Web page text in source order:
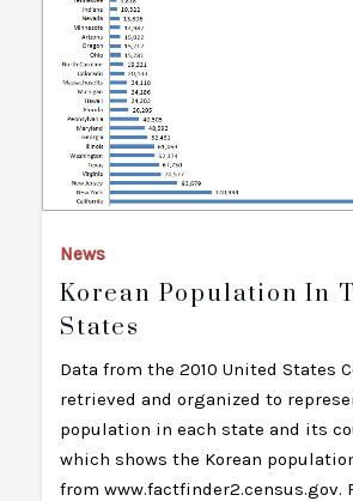
News
Korean Population In
States
Data from the 2010 United States
retrieved and organized to
population in each state and its
which shows the Korean
from www.factfinder2.census.gov.